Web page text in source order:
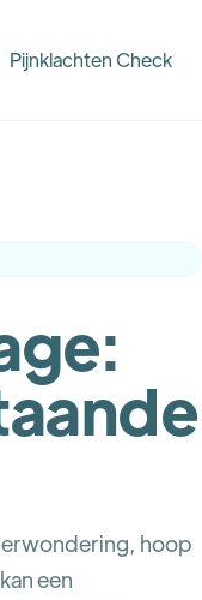
Pijnklachten Check
hoop
een